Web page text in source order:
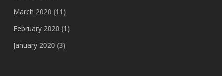
March 2020 (11)
February 2020 (1)
January 2020 (3)